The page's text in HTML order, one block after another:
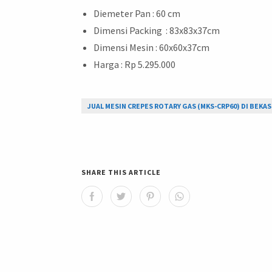
Diemeter Pan : 60 cm
Dimensi Packing : 83x83x37cm
Dimensi Mesin : 60x60x37cm
Harga : Rp 5.295.000
JUAL MESIN CREPES ROTARY GAS (MKS-CRP60) DI
SHARE THIS ARTICLE